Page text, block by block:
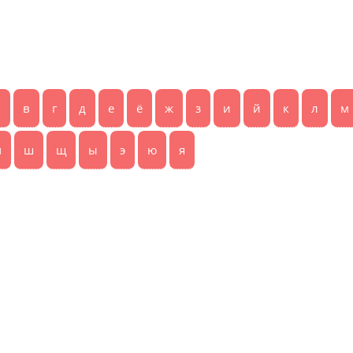
в г д е ё ж з и й к л м
ш щ ы э ю я